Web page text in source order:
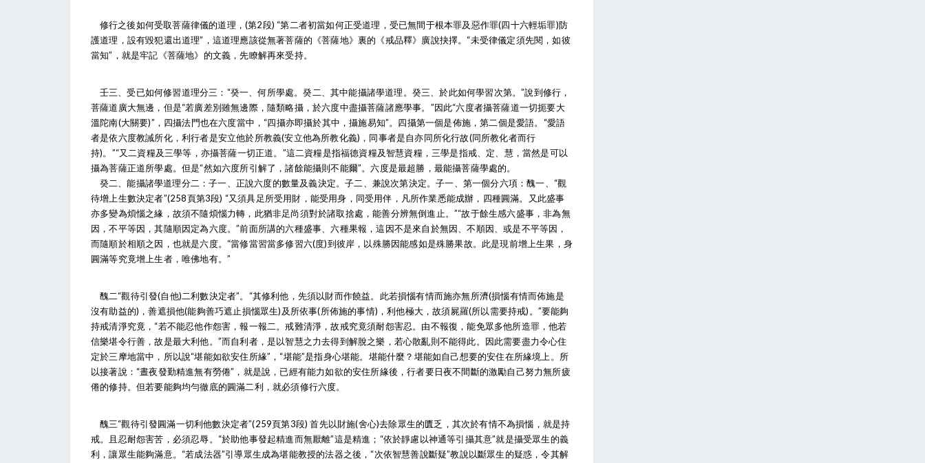
修行之後如何受取菩薩律儀的道理，(第2段) “第二者初當如何正受道理，受已無間于根本罪及惡作罪(四十六輕垢罪)防
護道理，設有毀犯還出道理”，這道理應該從無著菩薩的《菩薩地》裏的《戒品釋》廣說抉擇。“未受律儀定須先閱，如彼
當知”，就是牢記《菩薩地》的文義，先瞭解再來受持。
壬三、受已如何修習道理分三：“癸一、何所學處。癸二、其中能攝諸學道理。癸三、於此如何學習次第。”說到修行，
菩薩道廣大無邊，但是“若廣差別雖無邊際，隨類略攝，於六度中盡攝菩薩諸應學事。”因此“六度者攝菩薩道一切扼要大
溫陀南(大關要)”，四攝法門也在六度當中，“四攝亦即攝於其中，攝施易知”。四攝第一個是佈施，第二個是愛語。“愛語
者是依六度教誡所化，利行者是安立他於所教義(安立他為所教化義)，同事者是自亦同所化行故(同所教化者而行
持)。”“又二資糧及三學等，亦攝菩薩一切正道。”這二資糧是指福德資糧及智慧資糧，三學是指戒、定、慧，當然是可以
攝為菩薩正道所學處。但是“然如六度所引解了，諸餘能攝則不能爾”。六度是最超勝，最能攝菩薩學處的。
癸二、能攝諸學道理分二：子一、正說六度的數量及義決定。子二、兼說次第決定。子一、第一個分六項：醜一、“觀
待增上生數決定者”(258頁第3段) “又須具足所受用財，能受用身，同受用伴，凡所作業悉能成辦，四種圓滿。又此盛事
亦多變為煩惱之緣，故須不隨煩惱力轉，此猶非足尚須對於諸取捨處，能善分辨無倒進止。”“故于餘生感六盛事，非為無
因，不平等因，其隨順因定為六度。”前面所講的六種盛事、六種果報，這因不是來自於無因、不順因、或是不平等因，
而隨順於相順之因，也就是六度。“當修當習當多修習六(度)到彼岸，以殊勝因能感如是殊勝果故。此是現前增上生果，身
圓滿等究竟增上生者，唯佛地有。”
醜二“觀待引發(自他)二利數決定者”。“其修利他，先須以財而作饒益。此若損惱有情而施亦無所濟(損惱有情而佈施是
沒有助益的)，善遮損他(能夠善巧遮止損惱眾生)及所依事(所佈施的事情)，利他極大，故須屍羅(所以需要持戒)。”要能夠
持戒清淨究竟，“若不能忍他作怨害，報一報二。戒難清淨，故戒究竟須耐怨害忍。由不報復，能免眾多他所造罪，他若
信樂堪令行善，故是最大利他。”而自利者，是以智慧之力去得到解脫之樂，若心散亂則不能得此。因此需要盡力令心住
定於三摩地當中，所以說“堪能如欲安住所緣”，“堪能”是指身心堪能。堪能什麼？堪能如自己想要的安住在所緣境上。所
以接著說：“晝夜發勤精進無有勞倦”，就是說，已經有能力如欲的安住所緣後，行者要日夜不間斷的激勵自己努力無所疲
倦的修持。但若要能夠均勻徹底的圓滿二利，就必須修行六度。
醜三“觀待引發圓滿一切利他數決定者”(259頁第3段) 首先以財施(舍心)去除眾生的匱乏，其次於有情不為損惱，就是持
戒。且忍耐怨害苦，必須忍辱。“於助他事發起精進而無厭離”這是精進；“依於靜慮以神通等引攝其意”就是攝受眾生的義
利，讓眾生能夠滿意。“若成法器”引導眾生成為堪能教授的法器之後，“次依智慧善說斷疑”教說以斷眾生的疑惑，令其解